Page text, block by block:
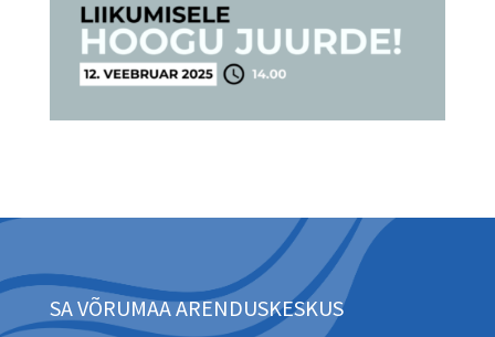
SA VÕRUMAA ARENDUSKESKUS